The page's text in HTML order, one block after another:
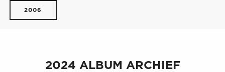
2006
2024 ALBUM ARCHIEF